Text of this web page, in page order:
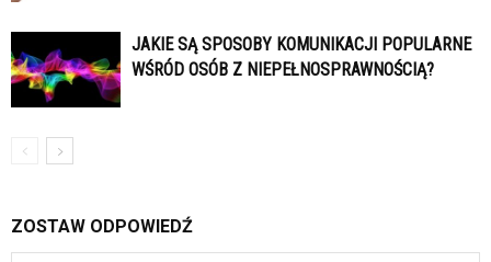
JAKIE SĄ SPOSOBY KOMUNIKACJI POPULARNE
WŚRÓD OSÓB Z NIEPEŁNOSPRAWNOŚCIĄ?
ZOSTAW ODPOWIEDŹ